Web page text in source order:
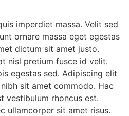
imperdiet massa. Velit sed
ornare massa eget egestas
dictum sit amet justo.
nisl pretium fusce id velit.
egestas sed. Adipiscing elit
sit amet commodo. Hac
vestibulum rhoncus est.
ullamcorper sit amet risus.